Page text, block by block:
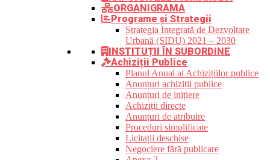
ORGANIGRAMA
Programe și Strategii
Strategia Integrată de Dezvoltare
Urbană (SIDU) 2021 – 2030
INSTITUȚII ÎN SUBORDINE
Achiziții Publice
Planul Anual al Achizițiilor publice
Anunțuri achiziții publice
Anunțuri de inițiere
Achiziții directe
Anunțuri de atribuire
Proceduri simplificate
Licitații deschise
Negociere fără publicare